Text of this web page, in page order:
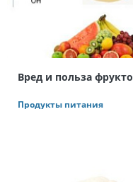
Вред и польза
Продукты питания